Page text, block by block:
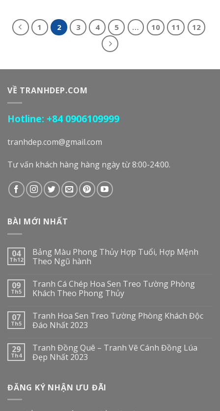
1 2 3 4 5 … 10 11 12
VỀ TRANHDEP.COM
Hotline: +84 0906109999
tranhdep.com@gmail.com
Tư vấn khách hàng hàng ngày từ 8:00-24:00.
BÀI MỚI NHẤT
04
Th12
Bảng Màu Phong Thủy Hợp Tuổi, Hợp Mệnh
Theo Ngũ hành
09
Th5
Tranh Cá Chép Hoa Sen Treo Tường Phòng
Khách Theo Phong Thủy
07
Th5
Tranh Hoa Sen Treo Tường Phòng Khách Độc
Đáo Nhất 2023
29
Th4
Tranh Đồng Quê – Tranh Vẽ Cánh Đồng Lúa
Đẹp Nhất 2023
ĐĂNG KÝ NHẬN ƯU ĐÃI